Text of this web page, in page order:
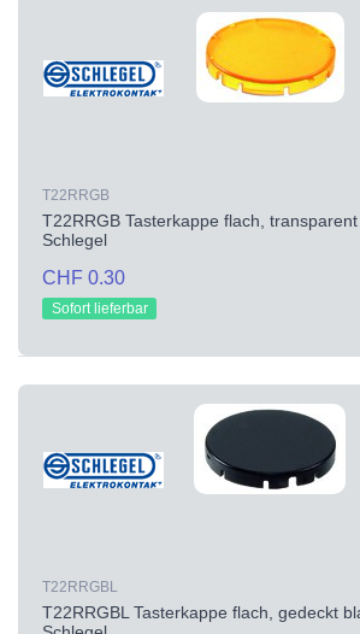
T22RRGB
T22RRGB Tasterkappe flach,
Schlegel
CHF 0.30
Sofort lieferbar
T22RRGBL
T22RRGBL Tasterkappe flach, gedeckt